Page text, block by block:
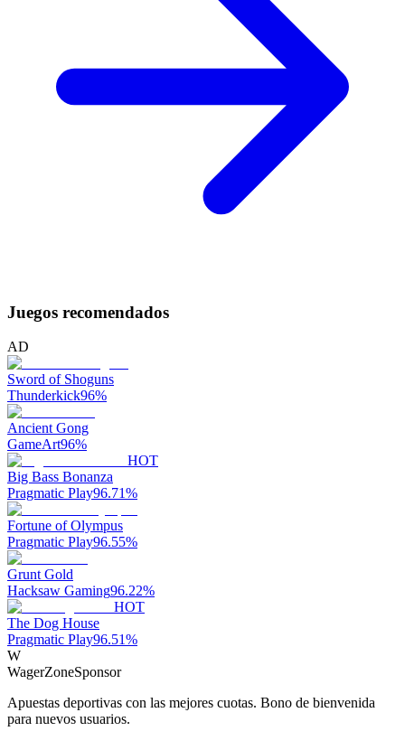
Juegos recomendados
AD
Sword of Shoguns
Thunderkick96%
Ancient Gong
GameArt96%
HOT
Big Bass Bonanza
Pragmatic Play96.71%
Fortune of Olympus
Pragmatic Play96.55%
Grunt Gold
Hacksaw Gaming96.22%
HOT
The Dog House
Pragmatic Play96.51%
W
WagerZoneSponsor
Apuestas deportivas con las mejores cuotas. Bono de bienvenida
para nuevos usuarios.